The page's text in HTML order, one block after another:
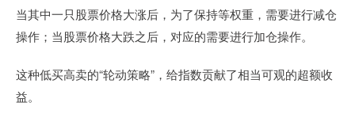
当其中一只股票价格大涨后，为了保持等权重，需要进行减仓
操作；当股票价格大跌之后，对应的需要进行加仓操作。
这种低买高卖的“轮动策略”，给指数贡献了相当可观的超额收
益。